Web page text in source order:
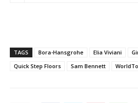
TAGS Bora-Hansgrohe Elia Viviani
Quick Step Floors
Sam Bennett